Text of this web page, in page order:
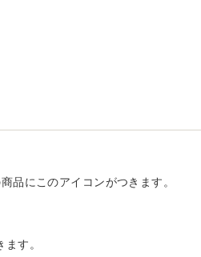
品にこのアイコンがつきます。
す。